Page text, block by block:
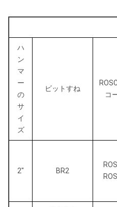
ROS 42
ROS 52
ROS 54 55 -
ハ
ン
マ
ー
の
サ
イ
ズ
ビットすね
コ
2" BR2